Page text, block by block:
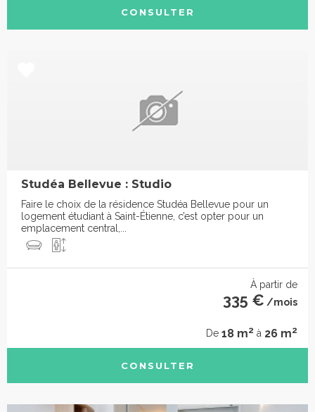
CONSULTER
Studéa Bellevue : Studio
Faire le choix de la résidence Studéa Bellevue pour un
logement étudiant à Saint-Étienne, c’est opter pour un
emplacement central,...
À partir de
335 € /mois
De 18 m2 à 26 m2
CONSULTER